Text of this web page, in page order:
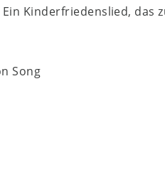
Kinderfriedenslied, das
Song